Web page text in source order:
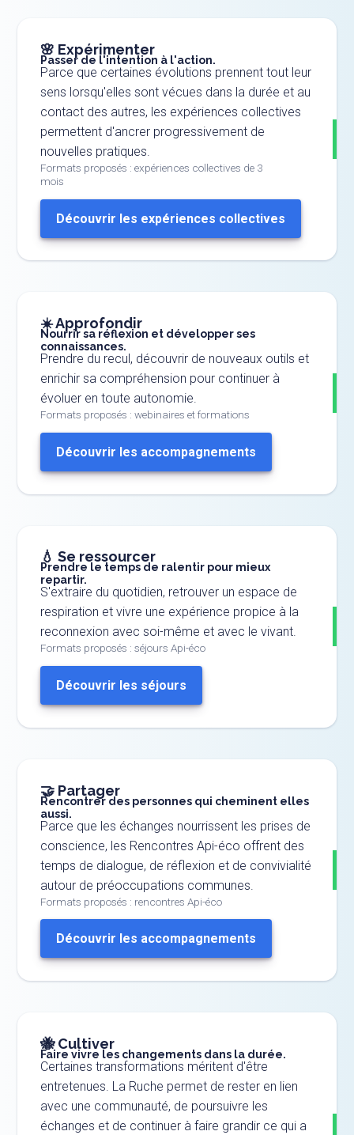
🌸 Expérimenter
Passer de l'intention à l'action.
Parce que certaines évolutions prennent tout leur
sens lorsqu'elles sont vécues dans la durée et au
contact des autres, les expériences collectives
permettent d'ancrer progressivement de
nouvelles pratiques.
Formats proposés : expériences collectives de 3
mois
Découvrir les expériences collectives
☀️ Approfondir
Nourrir sa réflexion et développer ses
connaissances.
Prendre du recul, découvrir de nouveaux outils et
enrichir sa compréhension pour continuer à
évoluer en toute autonomie.
Formats proposés : webinaires et formations
Découvrir les accompagnements
💧 Se ressourcer
Prendre le temps de ralentir pour mieux
repartir.
S'extraire du quotidien, retrouver un espace de
respiration et vivre une expérience propice à la
reconnexion avec soi-même et avec le vivant.
Formats proposés : séjours Api-éco
Découvrir les séjours
🤝 Partager
Rencontrer des personnes qui cheminent elles
aussi.
Parce que les échanges nourrissent les prises de
conscience, les Rencontres Api-éco offrent des
temps de dialogue, de réflexion et de convivialité
autour de préoccupations communes.
Formats proposés : rencontres Api-éco
Découvrir les accompagnements
🐝 Cultiver
Faire vivre les changements dans la durée.
Certaines transformations méritent d'être
entretenues. La Ruche permet de rester en lien
avec une communauté, de poursuivre les
échanges et de continuer à faire grandir ce qui a